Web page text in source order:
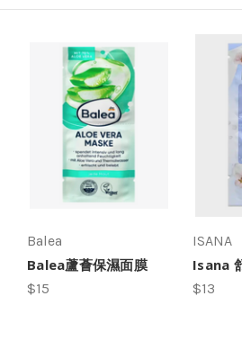
Balea
Balea蘆薈保濕面膜
$15
ISANA
Isana
$13